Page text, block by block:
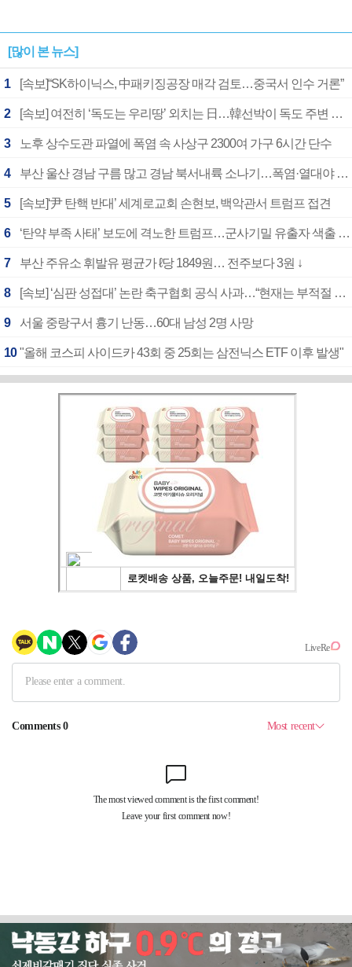
[많이 본 뉴스]
1 [속보]“SK하이닉스, 中패키징공장 매각 검토…중국서 인수 거론”
2 [속보] 여전히 ‘독도는 우리땅’ 외치는 日…韓선박이 독도 주변 해양조사 활동하자 반발
3 노후 상수도관 파열에 폭염 속 사상구 2300여 가구 6시간 단수
4 부산 울산 경남 구름 많고 경남 북서내륙 소나기…폭염·열대야 계속
5 [속보]‘尹 탄핵 반대’ 세계로교회 손현보, 백악관서 트럼프 접견
6 ‘탄약 부족 사태’ 보도에 격노한 트럼프…군사기밀 유출자 색출 지시
7 부산 주유소 휘발유 평균가 ℓ당 1849원… 전주보다 3원 ↓
8 [속보] ‘심판 성접대’ 논란 축구협회 공식 사과…“현재는 부적절 행위 없어”
9 서울 중랑구서 흉기 난동…60대 남성 2명 사망
10 "올해 코스피 사이드카 43회 중 25회는 삼전닉스 ETF 이후 발생"